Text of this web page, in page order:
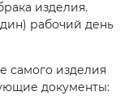
изделия.
рабочий день
самого изделия
документы: